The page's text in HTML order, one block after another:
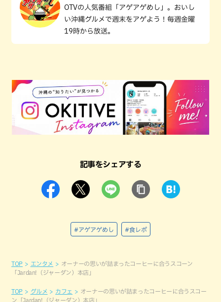
OTVの人気番組「アゲアゲめし」。おいし
い沖縄グルメで週末をアゲよう！毎週金曜
19時から放送。
記事をシェアする
#アゲアゲめし #食レポ
TOP エンタメ
オーナーの思いが詰まったコーヒーに合うスコーン
「Jardan!（ジャーダン）本店」
TOP グルメ カフェ
オーナーの思いが詰まったコーヒーに合うスコー
ン「Jardan!（ジャーダン）本店」